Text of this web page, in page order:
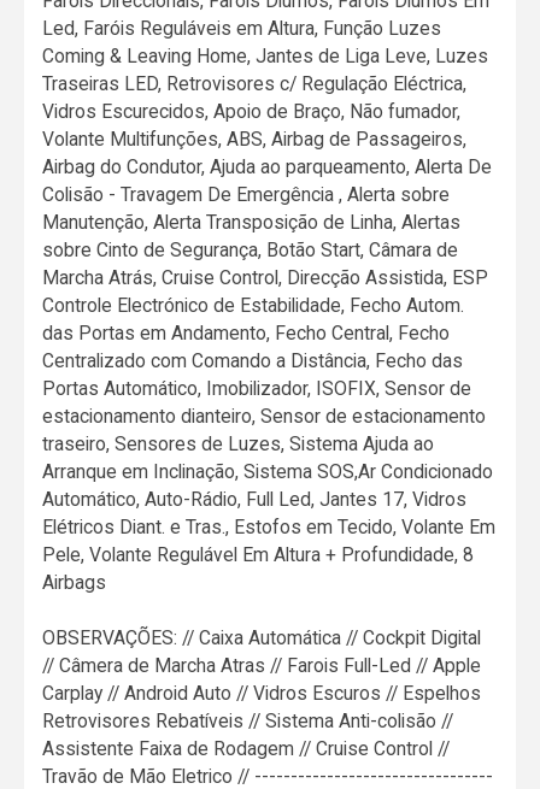
Led, Faróis Reguláveis em Altura, Função Luzes
Coming & Leaving Home, Jantes de Liga Leve, Luzes
Traseiras LED, Retrovisores c/ Regulação Eléctrica,
Vidros Escurecidos, Apoio de Braço, Não fumador,
Volante Multifunções, ABS, Airbag de Passageiros,
Airbag do Condutor, Ajuda ao parqueamento, Alerta De
Colisão - Travagem De Emergência , Alerta sobre
Manutenção, Alerta Transposição de Linha, Alertas
sobre Cinto de Segurança, Botão Start, Câmara de
Marcha Atrás, Cruise Control, Direcção Assistida, ESP
Controle Electrónico de Estabilidade, Fecho Autom.
das Portas em Andamento, Fecho Central, Fecho
Centralizado com Comando a Distância, Fecho das
Portas Automático, Imobilizador, ISOFIX, Sensor de
estacionamento dianteiro, Sensor de estacionamento
traseiro, Sensores de Luzes, Sistema Ajuda ao
Arranque em Inclinação, Sistema SOS,Ar Condicionado
Automático, Auto-Rádio, Full Led, Jantes 17, Vidros
Elétricos Diant. e Tras., Estofos em Tecido, Volante Em
Pele, Volante Regulável Em Altura + Profundidade, 8
Airbags
OBSERVAÇÕES: // Caixa Automática // Cockpit Digital
// Câmera de Marcha Atras // Farois Full-Led // Apple
Carplay // Android Auto // Vidros Escuros // Espelhos
Retrovisores Rebatíveis // Sistema Anti-colisão //
Assistente Faixa de Rodagem // Cruise Control //
Travão de Mão Eletrico // ---------------------------------